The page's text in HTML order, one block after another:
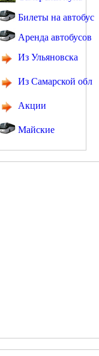
Билеты на автобус
Аренда автобусов
Из Ульяновска
Из Самарской обл
Акции
Майские